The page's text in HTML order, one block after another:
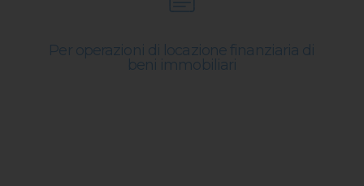
Per operazioni di locazione finanziaria di
beni immobiliari